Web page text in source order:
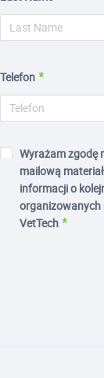
Telefon
Wyrażam zgodę
mailową
informacji o
organizowanych
VetTech